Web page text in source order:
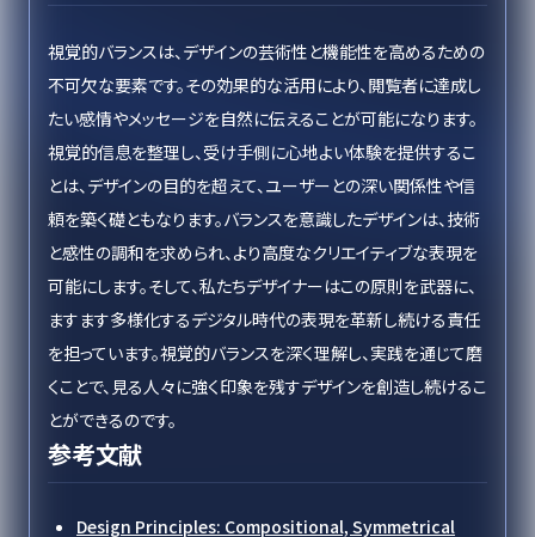
視覚的バランスは、デザインの芸術性と機能性を高めるための
不可欠な要素です。その効果的な活用により、閲覧者に達成し
たい感情やメッセージを自然に伝えることが可能になります。
視覚的信息を整理し、受け手側に心地よい体験を提供するこ
とは、デザインの目的を超えて、ユーザーとの深い関係性や信
頼を築く礎ともなります。バランスを意識したデザインは、技術
と感性の調和を求められ、より高度なクリエイティブな表現を
可能にします。そして、私たちデザイナーはこの原則を武器に、
ますます多様化するデジタル時代の表現を革新し続ける責任
を担っています。視覚的バランスを深く理解し、実践を通じて磨
くことで、見る人々に強く印象を残すデザインを創造し続けるこ
とができるのです。
参考文献
Design Principles: Compositional, Symmetrical